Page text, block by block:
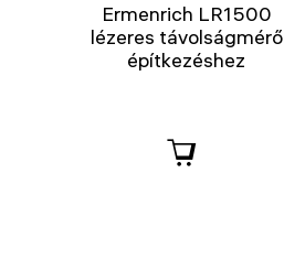
Ermenrich LR1500
lézeres távolságmérő
építkezéshez